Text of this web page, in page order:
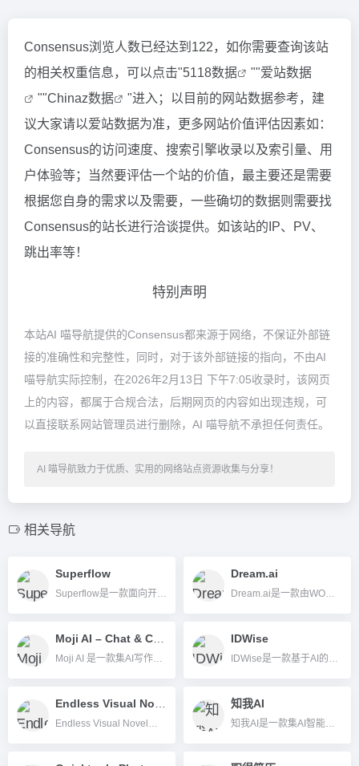
Consensus浏览人数已经达到122，如你需要查询该站
的相关权重信息，可以点击"5118数据 ""爱站数据
""Chinaz数据
"进入；以目前的网站数据参考，建
议大家请以爱站数据为准，更多网站价值评估因素如：
Consensus的访问速度、搜索引擎收录以及索引量、用
户体验等；当然要评估一个站的价值，最主要还是需要
根据您自身的需求以及需要，一些确切的数据则需要找
Consensus的站长进行洽谈提供。如该站的IP、PV、
跳出率等！
特别声明
本站AI 喵导航提供的Consensus都来源于网络，不保证外部链
接的准确性和完整性，同时，对于该外部链接的指向，不由AI
喵导航实际控制，在2026年2月13日 下午7:05收录时，该网页
上的内容，都属于合规合法，后期网页的内容如出现违规，可
以直接联系网站管理员进行删除，AI 喵导航不承担任何责任。
AI 喵导航致力于优质、实用的网络站点资源收集与分享！
相关导航
Superflow
Superflow是一款面向开发者的AI自动化平台，通过可视化界面和AI模板助力团队开发协作流程全面无代码自动化。
Dream.ai
Dream.ai是一款由WOMBO Studios开发的AI图片插画生成工具，无需美术基础，输入文字即可自动生成多种风格的艺术图片，支持手机和网页版使用。
Moji AI – Chat & Content AI
Moji AI 是一款集AI写作、邮件自动生成、图文内容创作等多功能于一体的iOS智能内容工具。
IDWise
IDWise是一款基于AI的全球身份验证平台，助力企业高效完成身份核查与合规审查。
Endless Visual Novel
Endless Visual Novel是一款利用AI自动生成剧情、角色、美术与音乐的互动视觉小说平台，用户无需编程或美术基础即可轻松创作和体验无限分支的剧情故事。
知我AI
知我AI是一款集AI智能阅读、自动摘要、思维导图、知识库搭建于一体的知识管理工具，帮助用户高效采集、整理与利用碎片化信息。